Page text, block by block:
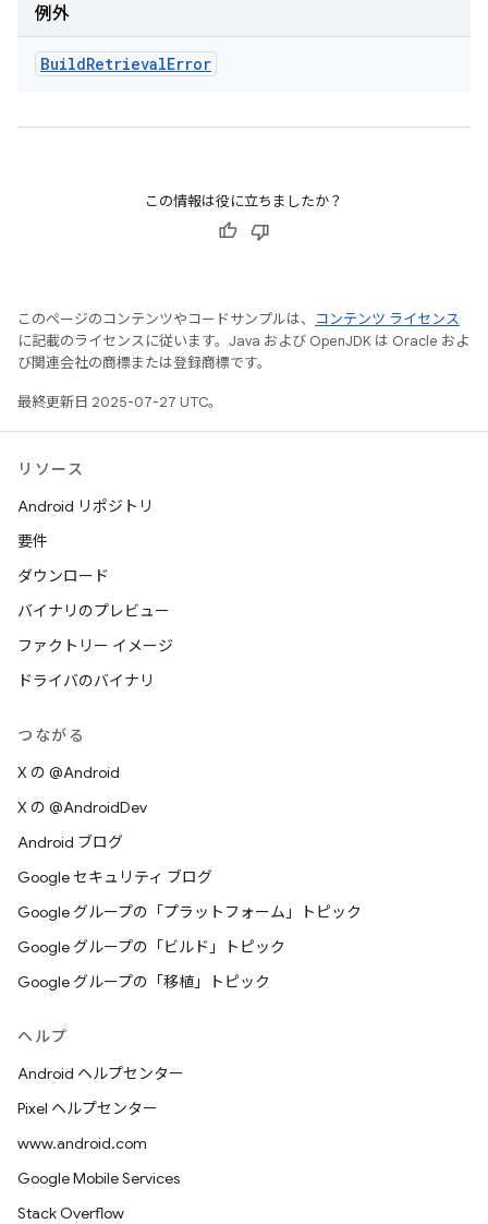
例外
BuildRetrievalError
この情報は役に立ちましたか？
このページのコンテンツやコードサンプルは、
コンテンツ ライセンス
に記載のライセンスに従います。Java および OpenJDK は Oracle およ
び関連会社の商標または登録商標です。
最終更新日 2025-07-27 UTC。
リソース
Android リポジトリ
要件
ダウンロード
バイナリのプレビュー
ファクトリー イメージ
ドライバのバイナリ
つながる
X の @Android
X の @AndroidDev
Android ブログ
Google セキュリティ ブログ
Google グループの「プラットフォーム」トピック
Google グループの「ビルド」トピック
Google グループの「移植」トピック
ヘルプ
Android ヘルプセンター
Pixel ヘルプセンター
www.android.com
Google Mobile Services
Stack Overflow